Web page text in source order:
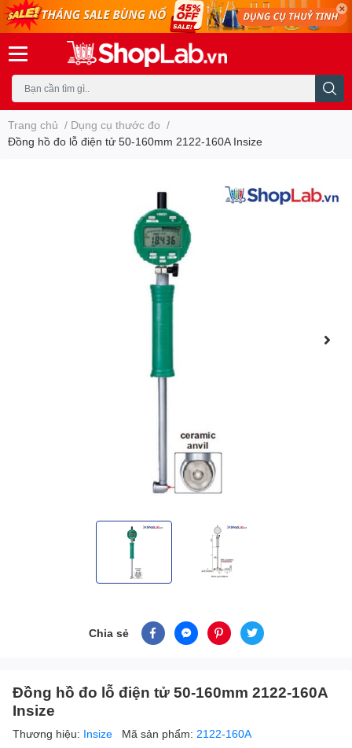
Trang chủ / Dụng cụ thước đo /
Đồng hồ đo lỗ điện tử 50-160mm 2122-160A Insize
Chia sẻ
Đồng hồ đo lỗ điện tử 50-160mm 2122-160A
Insize
Thương hiệu: Insize Mã sản phẩm: 2122-160A